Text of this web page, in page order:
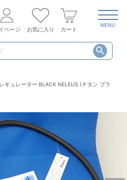
ページ お気に入り カート
MENU
ギュレーター BLACK NELEUS (チタン ブラ